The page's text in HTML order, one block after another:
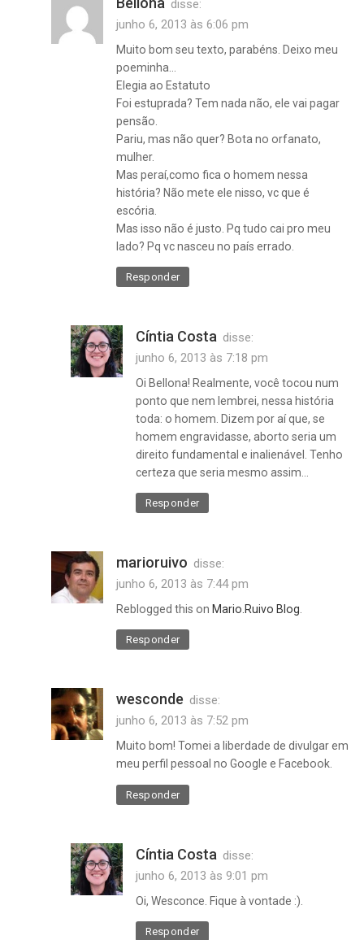
disse:
junho 6, 2013 às 6:06 pm
Muito bom seu texto, parabéns. Deixo meu
poeminha…
Elegia ao Estatuto
Foi estuprada? Tem nada não, ele vai pagar
pensão.
Pariu, mas não quer? Bota no orfanato,
mulher.
Mas peraí,como fica o homem nessa
história? Não mete ele nisso, vc que é
escória.
Mas isso não é justo. Pq tudo cai pro meu
lado? Pq vc nasceu no país errado.
Responder
Cíntia Costa disse:
junho 6, 2013 às 7:18 pm
Oi Bellona! Realmente, você tocou num
ponto que nem lembrei, nessa história
toda: o homem. Dizem por aí que, se
homem engravidasse, aborto seria um
direito fundamental e inalienável. Tenho
certeza que seria mesmo assim…
Responder
marioruivo disse:
junho 6, 2013 às 7:44 pm
Reblogged this on Mario.Ruivo Blog.
Responder
wesconde disse:
junho 6, 2013 às 7:52 pm
Muito bom! Tomei a liberdade de divulgar em
meu perfil pessoal no Google e Facebook.
Responder
Cíntia Costa disse:
junho 6, 2013 às 9:01 pm
Oi, Wesconce. Fique à vontade :).
Responder